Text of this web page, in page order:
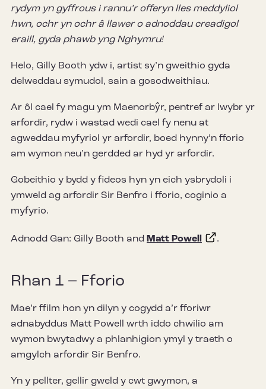
rydym yn gyffrous i rannu’r offeryn lles meddyliol
hwn, ochr yn ochr â llawer o adnoddau creadigol
eraill, gyda phawb yng Nghymru!
Helo, Gilly Booth ydw i, artist sy’n gweithio gyda
delweddau symudol, sain a gosodweithiau.
Ar ôl cael fy magu ym Maenorbŷr, pentref ar lwybr yr
arfordir, rydw i wastad wedi cael fy nenu at
agweddau myfyriol yr arfordir, boed hynny’n fforio
am wymon neu’n gerdded ar hyd yr arfordir.
Gobeithio y bydd y fideos hyn yn eich ysbrydoli i
ymweld ag arfordir Sir Benfro i fforio, coginio a
myfyrio.
Adnodd Gan: Gilly Booth and Matt Powell .
Rhan 1 – Fforio
Mae’r ffilm hon yn dilyn y cogydd a’r fforiwr
adnabyddus Matt Powell wrth iddo chwilio am
wymon bwytadwy a phlanhigion ymyl y traeth o
amgylch arfordir Sir Benfro.
Yn y pellter, gellir gweld y cwt gwymon, a